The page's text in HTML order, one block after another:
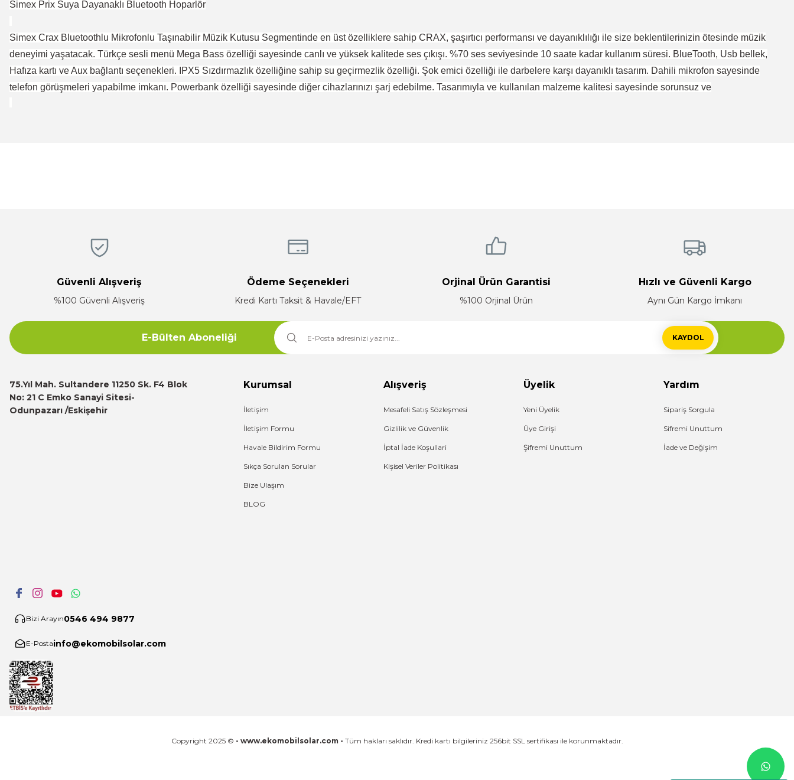
Simex Prix Suya Dayanaklı Bluetooth Hoparlör
Simex Crax Bluetoothlu Mikrofonlu Taşınabilir Müzik Kutusu Segmentinde en üst özelliklere sahip CRAX, şaşırtıcı performansı ve dayanıklılığı ile size beklentilerinizin ötesinde müzik
deneyimi yaşatacak. Türkçe sesli menü Mega Bass özelliği sayesinde canlı ve yüksek kalitede ses çıkışı. %70 ses seviyesinde 10 saate kadar kullanım süresi. BlueTooth, Usb bellek,
Hafıza kartı ve Aux bağlantı seçenekleri. IPX5 Sızdırmazlık özelliğine sahip su geçirmezlik özelliği. Şok emici özelliği ile darbelere karşı dayanıklı tasarım. Dahili mikrofon sayesinde
telefon görüşmeleri yapabilme imkanı. Powerbank özelliği sayesinde diğer cihazlarınızı şarj edebilme. Tasarımıyla ve kullanılan malzeme kalitesi sayesinde sorunsuz ve
Bu ürüne benzer farklı alternatifler olmalı.
Çok ilgili firma fiyatları uygun.
E... K... | 10/07/2024
Güvenli Alışveriş
%100 Güvenli Alışveriş
Ödeme Seçenekleri
Kredi Kartı Taksit & Havale/EFT
Orjinal Ürün Garantisi
%100 Orjinal Ürün
Hızlı ve Güvenli Kargo
Aynı Gün Kargo İmkanı
E-Bülten Aboneliği KAYDOL
75.Yıl Mah. Sultandere 11250 Sk. F4 Blok
No: 21 C Emko Sanayi Sitesi-
Odunpazarı /Eskişehir
Bizi Arayın0546 494 9877
E-Postainfo@ekomobilsolar.com
Kurumsal
İletişim
İletişim Formu
Havale Bildirim Formu
Sıkça Sorulan Sorular
Bize Ulaşım
BLOG
Alışveriş
Mesafeli Satış Sözleşmesi
Gizlilik ve Güvenlik
İptal İade Koşullari
Kişisel Veriler Politikası
Üyelik
Yeni Üyelik
Üye Girişi
Şifremi Unuttum
Yardım
Sipariş Sorgula
Sifremi Unuttum
İade ve Değişim
Copyright 2025 © - www.ekomobilsolar.com - Tüm hakları saklıdır. Kredi kartı bilgileriniz 256bit SSL sertifikası ile korunmaktadır.